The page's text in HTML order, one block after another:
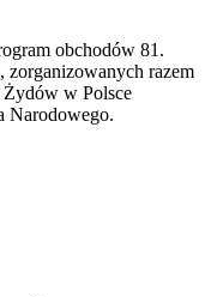
obchodów 81.
zorganizowanych razem
Żydów w Polsce
Narodowego.